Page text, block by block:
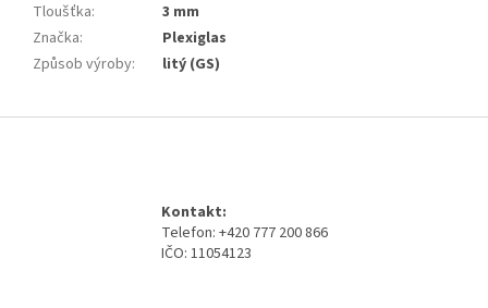
Tloušťka:
3 mm
Značka:
Plexiglas
Způsob výroby: litý (GS)
Kontakt:
Telefon: +420 777 200 866
IČO: 11054123